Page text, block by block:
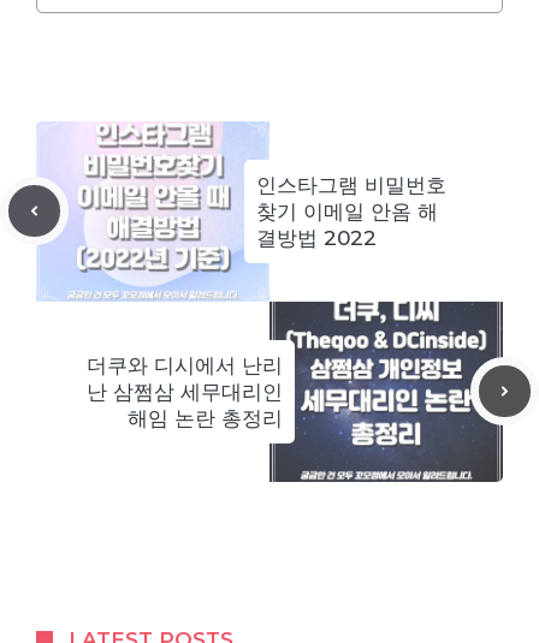
인스타그램 비밀번호
찾기 이메일 안옴 해
결방법 2022
더쿠와 디시에서 난리
난 삼쩜삼 세무대리인
해임 논란 총정리